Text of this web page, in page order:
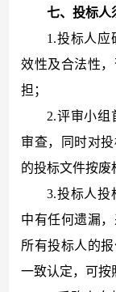
七、投标人
1.投标人应
效性及合法性
担；
2.评审小组
审查，同时对
的投标文件按废
3.投标人投
中有任何遗漏
所有投标人的
一致认定，可按